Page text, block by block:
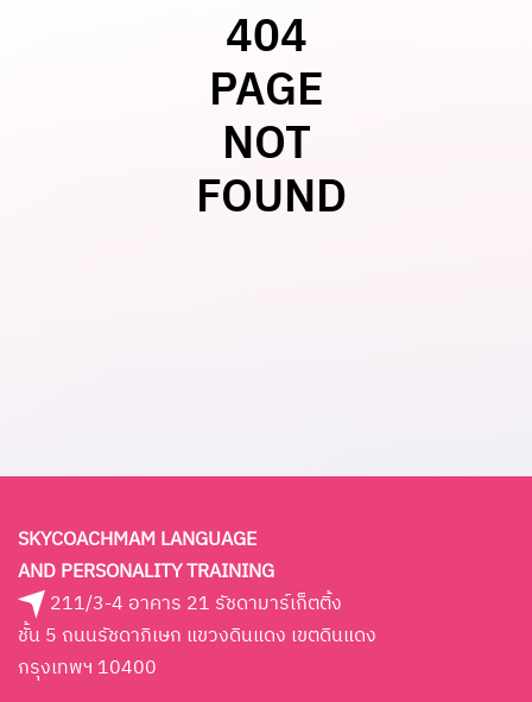
404
PAGE
NOT
FOUND
SKYCOACHMAM LANGUAGE
AND PERSONALITY TRAINING
211/3-4 อาคาร 21 รัชดามาร์เก็ตติ้ง
ชั้น 5 ถนนรัชดาภิเษก แขวงดินแดง เขตดินแดง
กรุงเทพฯ 10400